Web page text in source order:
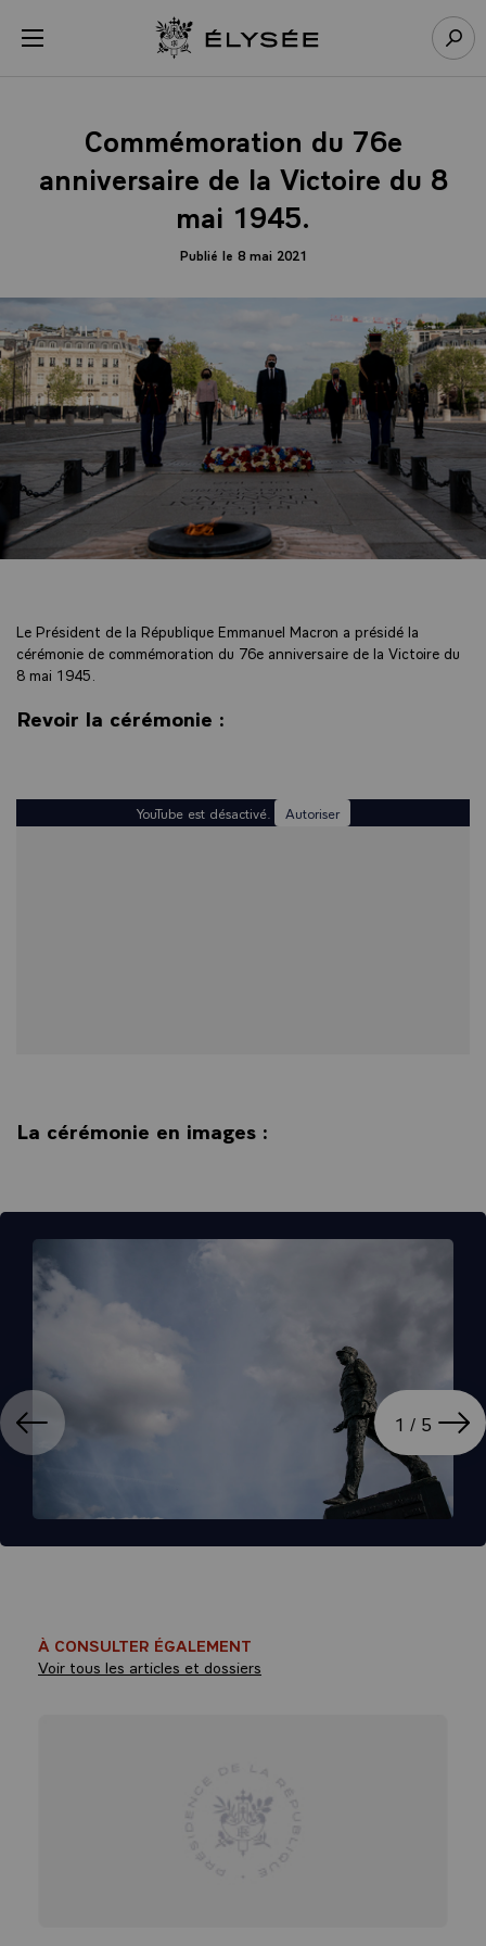
menu Retour à l’accueil Élysée
Commémoration du 76e
anniversaire de la Victoire du 8
mai 1945.
Publié le 8 mai 2021
Le Président de la République Emmanuel Macron a présidé la
cérémonie de commémoration du 76e anniversaire de la Victoire du
8 mai 1945.
Revoir la cérémonie :
YouTube est désactivé. Autoriser
La cérémonie en images :
1 / 5
À CONSULTER ÉGALEMENT
Voir tous les articles et dossiers
Panneau de gestion des cookies